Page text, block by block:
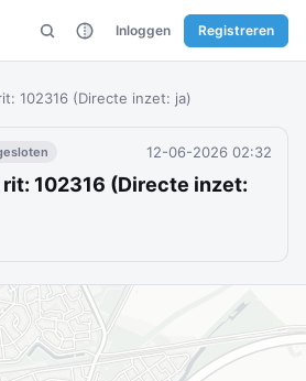
Inloggen Registreren
102316 (Directe inzet: ja)
12-06-2026 02:32
102316 (Directe inzet: